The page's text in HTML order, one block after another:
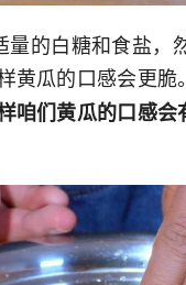
的白糖和食盐，
瓜的口感会更脆。
咱们黄瓜的口感